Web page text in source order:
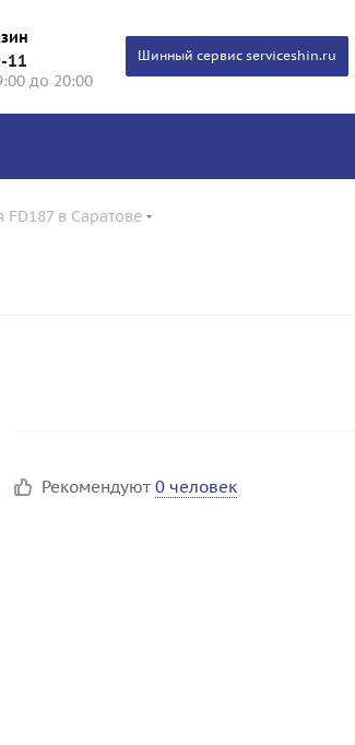
11
до 20:00
Шинный сервис serviceshin.ru
FD187 в Саратове
Рекомендуют 0 человек